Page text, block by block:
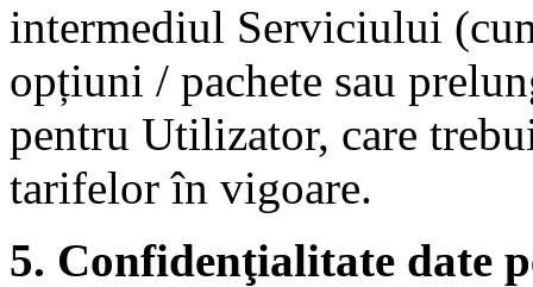
intermediul Serviciului
opțiuni / pachete sau
pentru Utilizator, care
tarifelor în vigoare.
5. Confidenţialitate date